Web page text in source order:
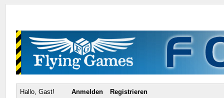
Hallo, Gast! Anmelden Registrieren